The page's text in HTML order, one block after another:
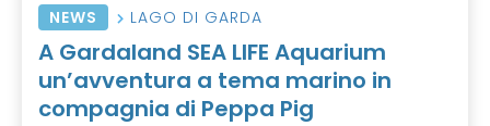
NEWS LAGO DI GARDA
A Gardaland SEA LIFE Aquarium
un’avventura a tema marino in
compagnia di Peppa Pig